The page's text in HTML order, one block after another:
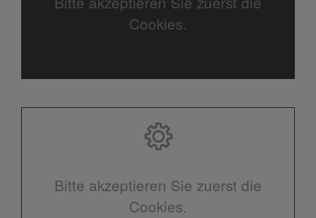
Cookies.
Bitte akzeptieren Sie zuerst die
Cookies.